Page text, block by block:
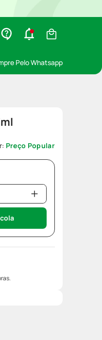
Pelo Whatsapp
Preço Popular